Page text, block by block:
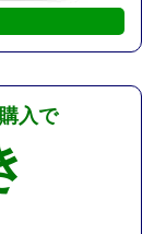
入で